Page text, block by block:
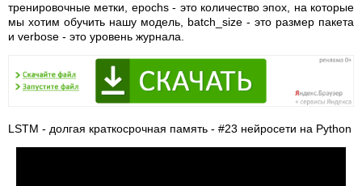
тренировочные метки, epochs - это количество эпох, на которые
мы хотим обучить нашу модель, batch_size - это размер пакета
и verbose - это уровень журнала.
LSTM - долгая краткосрочная память - #23 нейросети на Python